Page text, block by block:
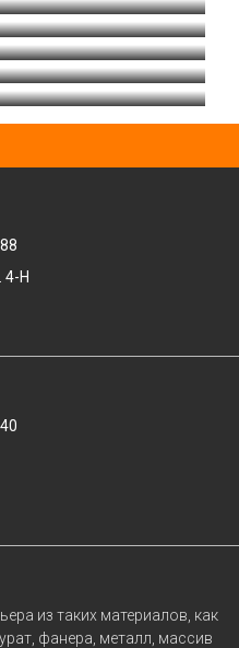
"МИСТИК"
4-Н
из таких материалов, как
фанера, металл, массив